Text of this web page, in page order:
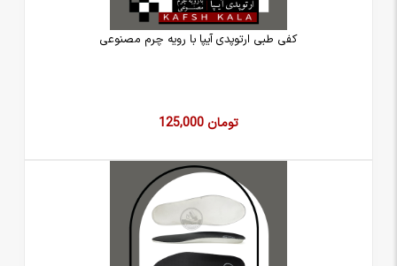
کفی طبی ارتوپدی آیپا با رویه چرم مصنوعی
125,000 تومان